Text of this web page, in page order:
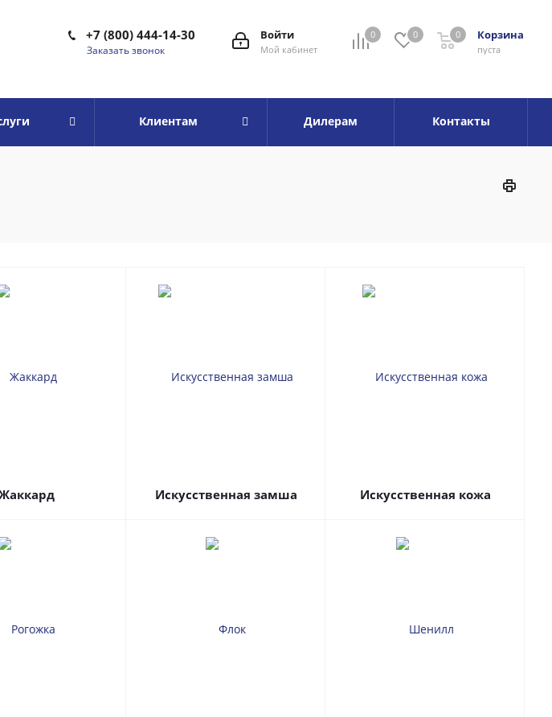
0 0 Корзина
пуста
0
Войти
Мой кабинет
+7 (800) 444-14-30
Заказать звонок
Клиентам Дилерам Контакты
Искусственная замша Искусственная кожа